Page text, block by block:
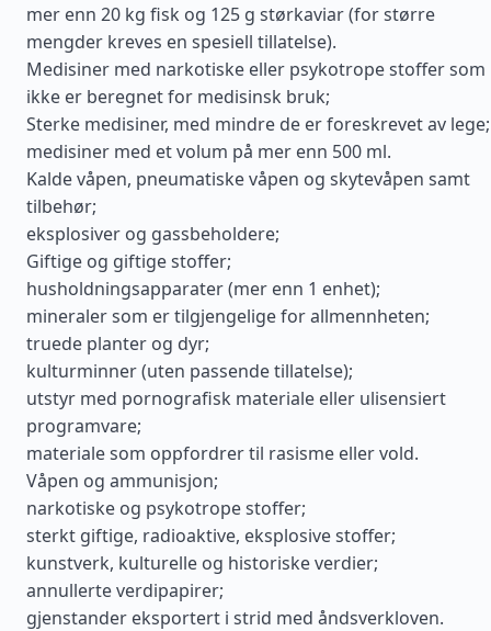
mer enn 20 kg fisk og 125 g størkaviar (for større
mengder kreves en spesiell tillatelse).
Medisiner med narkotiske eller psykotrope stoffer som
ikke er beregnet for medisinsk bruk;
Sterke medisiner, med mindre de er foreskrevet av lege;
medisiner med et volum på mer enn 500 ml.
Kalde våpen, pneumatiske våpen og skytevåpen samt
tilbehør;
eksplosiver og gassbeholdere;
Giftige og giftige stoffer;
husholdningsapparater (mer enn 1 enhet);
mineraler som er tilgjengelige for allmennheten;
truede planter og dyr;
kulturminner (uten passende tillatelse);
utstyr med pornografisk materiale eller ulisensiert
programvare;
materiale som oppfordrer til rasisme eller vold.
Våpen og ammunisjon;
narkotiske og psykotrope stoffer;
sterkt giftige, radioaktive, eksplosive stoffer;
kunstverk, kulturelle og historiske verdier;
annullerte verdipapirer;
gjenstander eksportert i strid med åndsverkloven.